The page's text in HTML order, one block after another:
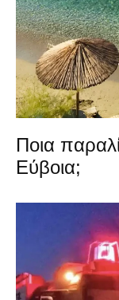
Ποια
Εύβοια;